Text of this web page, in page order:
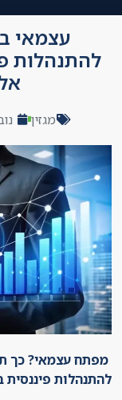
עצמאי
להתנהלות
מגזין
מפתח עצמאי? כך
להתנהלות פיננסית